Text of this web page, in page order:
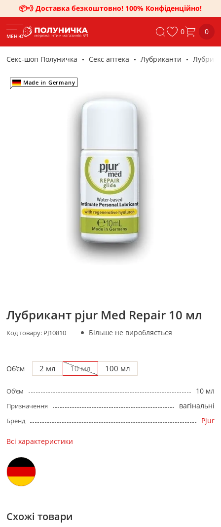
📦💨 Доставка безкоштовно! 100% Конфіденційно!
МЕНЮ 0 0
Секс-шоп Полуничка Секс аптека Лубриканти
Made in Germany
Лубрикант pjur Med Repair 10 мл
Код товару: PJ10810 Більше не виробляється
Об’єм 2 мл 10 мл 100 мл
Об’єм 10 мл
Призначення вагінальні
Бренд Pjur
Всі характеристики
Схожі товари